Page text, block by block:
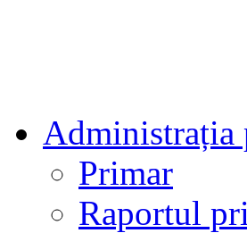
Administrația
Primar
Raportul